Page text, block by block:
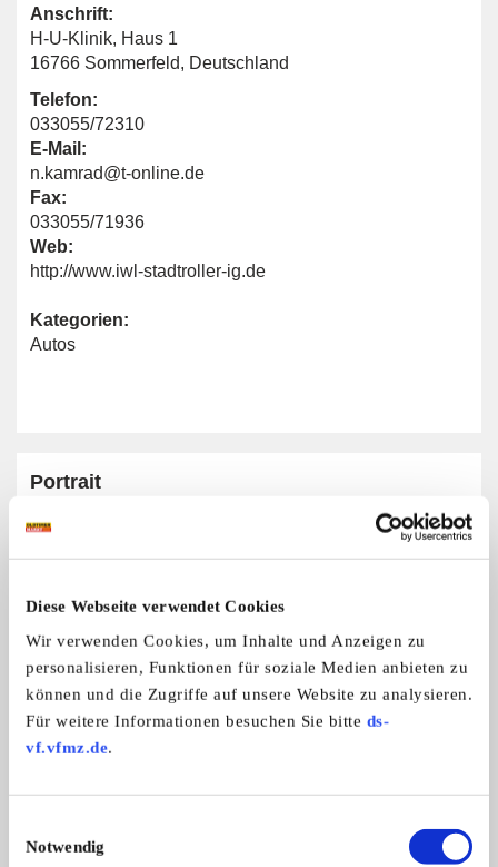
Diese Webseite verwendet Cookies
Wir verwenden Cookies, um Inhalte und Anzeigen zu
personalisieren, Funktionen für soziale Medien anbieten zu
können und die Zugriffe auf unsere Website zu analysieren.
Für weitere Informationen besuchen Sie bitte ds-
vf.vfmz.de.
Notwendig
Anschrift:
H-U-Klinik, Haus 1
16766 Sommerfeld, Deutschland
Telefon:
033055/72310
E-Mail:
n.kamrad@t-online.de
Fax:
033055/71936
Web:
http://www.iwl-stadtroller-ig.de
Kategorien:
Autos
Portrait
Homepage:
Allgemeine Angaben
IG-Stadtroller-Berlin (IWL)